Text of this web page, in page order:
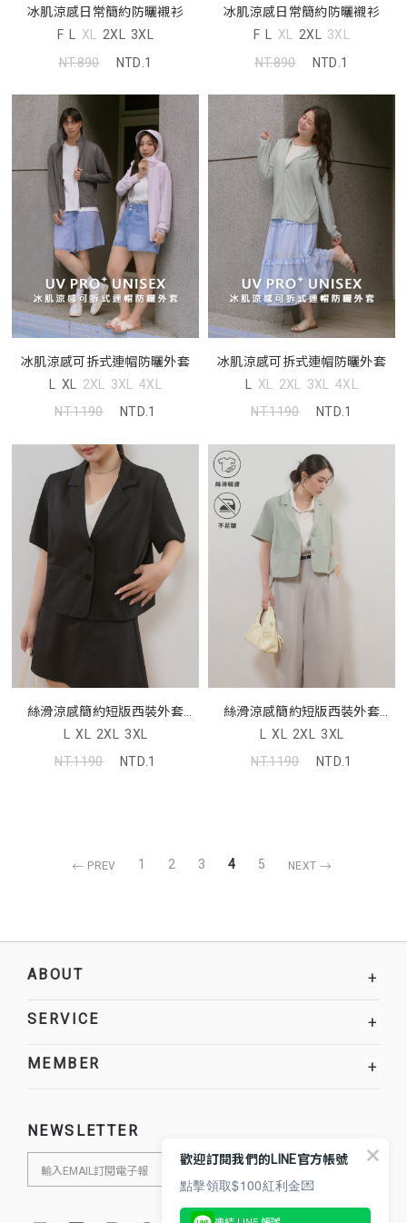
冰肌涼感日常簡約防曬襯衫
F L XL 2XL 3XL
NT.890
NTD.1
冰肌涼感日常簡約防曬襯衫
F L XL 2XL 3XL
NT.890
NTD.1
冰肌涼感可拆式連帽防曬外套
L XL 2XL 3XL 4XL
NT.1190
NTD.1
冰肌涼感可拆式連帽防曬外套
L XL 2XL 3XL 4XL
NT.1190
NTD.1
絲滑涼感簡約短版西裝外套
MISS
L XL 2XL 3XL
NT.1190
NTD.1
絲滑涼感簡約短版西裝外套
MISS
L XL 2XL 3XL
NT.1190
NTD.1
PREV 1 2 3 4 5 NEXT
ABOUT +
SERVICE +
MEMBER +
NEWSLETTER
歡迎訂閱我們的LINE官方帳號
點擊領取$100紅利金💌